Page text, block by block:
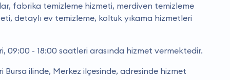
fabrika temizleme hizmeti, merdiven temizleme
detaylı ev temizleme, koltuk yıkama hizmetleri
09:00 - 18:00 saatleri arasında hizmet vermektedir.
Bursa ilinde, Merkez ilçesinde, adresinde hizmet